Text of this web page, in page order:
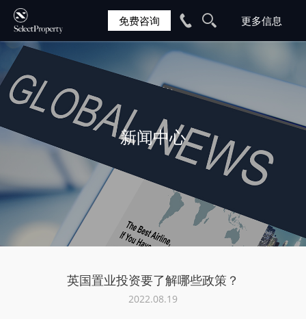
免费咨询
新闻中心
英国置业投资要了解哪些政策？
2022.08.19